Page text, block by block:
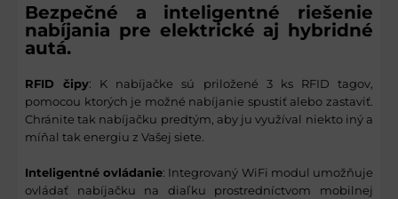
Bezpečné a inteligentné riešenie
nabíjania pre elektrické aj hybridné
autá.
RFID čipy: K nabíjačke sú priložené 3 ks RFID tagov,
pomocou ktorých je možné nabíjanie spustiť alebo zastaviť.
Chránite tak nabíjačku predtým, aby ju využíval niekto iný a
míňal tak energiu z Vašej siete.
Inteligentné ovládanie: Integrovaný WiFi modul umožňuje
ovládať nabíjačku na diaľku prostredníctvom mobilnej